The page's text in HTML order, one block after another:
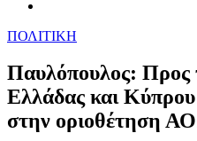
ΠΟΛΙΤΙΚΗ
Παυλόπουλος: Προς
Ελλάδας και
στην οριοθέτηση